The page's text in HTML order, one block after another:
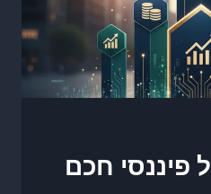
פיננסי חכם